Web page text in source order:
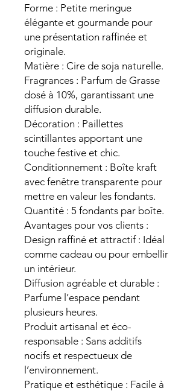
Forme : Petite meringue
élégante et gourmande pour
une présentation raffinée et
originale.
Matière : Cire de soja naturelle.
Fragrances : Parfum de Grasse
dosé à 10%, garantissant une
diffusion durable.
Décoration : Paillettes
scintillantes apportant une
touche festive et chic.
Conditionnement : Boîte kraft
avec fenêtre transparente pour
mettre en valeur les fondants.
Quantité : 5 fondants par boîte.
Avantages pour vos clients :
Design raffiné et attractif : Idéal
comme cadeau ou pour embellir
un intérieur.
Diffusion agréable et durable :
Parfume l’espace pendant
plusieurs heures.
Produit artisanal et éco-
responsable : Sans additifs
nocifs et respectueux de
l’environnement.
Pratique et esthétique : Facile à